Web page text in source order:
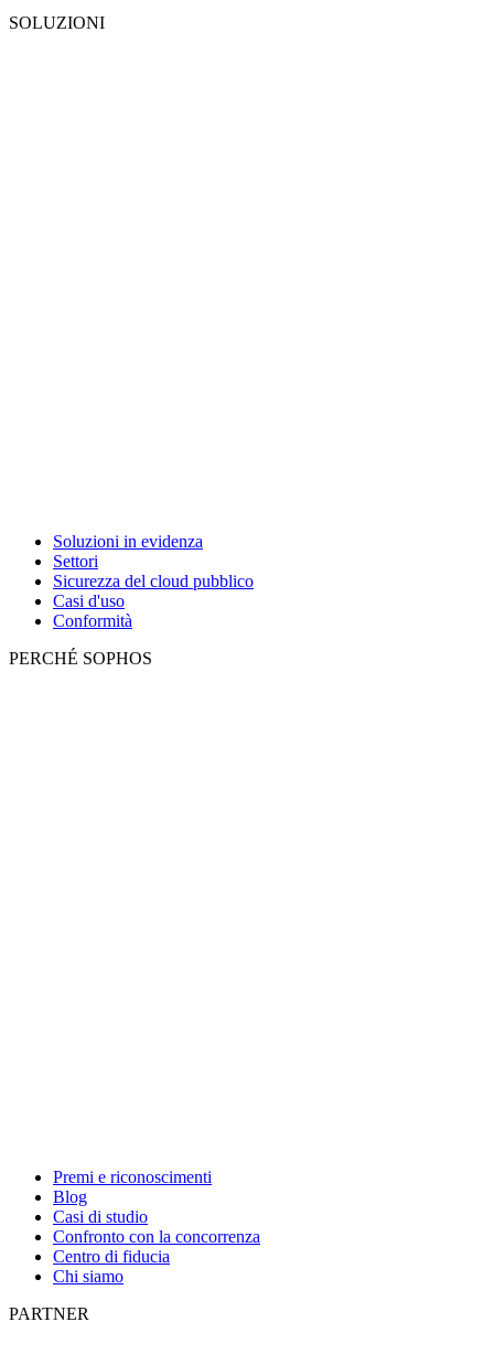
SOLUZIONI
Soluzioni in evidenza
Settori
Sicurezza del cloud pubblico
Casi d'uso
Conformità
PERCHÉ SOPHOS
Premi e riconoscimenti
Blog
Casi di studio
Confronto con la concorrenza
Centro di fiducia
Chi siamo
PARTNER